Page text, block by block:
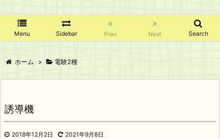
Menu Sidebar
«
Prev
»
Next Search
ホーム > 電験2種
誘導機
2018年12月2日 2021年9月8日